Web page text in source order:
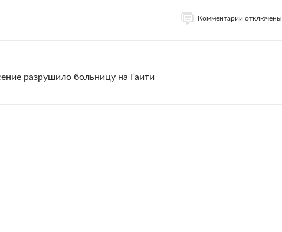
Комментарии отключены
разрушило больницу на Гаити